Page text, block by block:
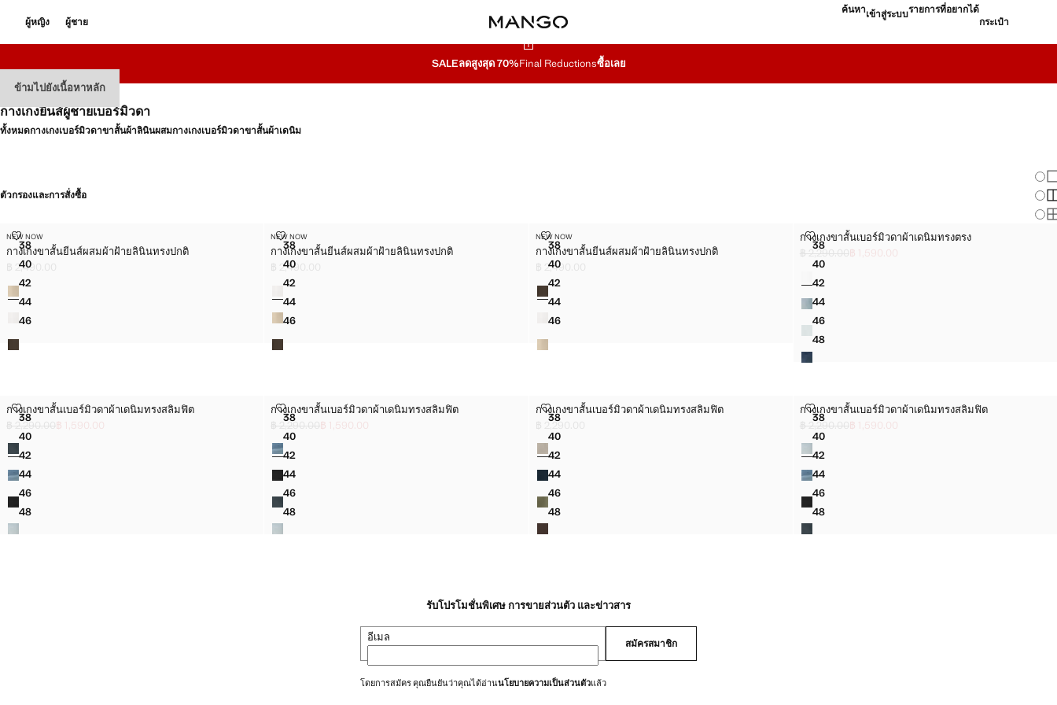
ข้ามไปยังเนื้อหาหลัก
ผู้หญิง ผู้ชาย
ค้นหาเข้าสู่ระบบรายการที่อยากได้
กระเป๋า
SALEลดสูงสุด 70%Final Reductionsซื้อเลย
กางเกงยีนส์ผู้ชายเบอร์มิวดา
ทั้งหมดกางเกงเบอร์มิวดาขาสั้นผ้าลินินผสมกางเกงเบอร์มิวดาขาสั้นผ้าเดนิม
ตัวกรองและการสั่งซื้อ
เป
แ
แ
แ
ไซส์
38กางเกงขาสั้นยีนส์ผสมผ้าฝ้ายลินินทรงปกติ
40กางเกงขาสั้นยีนส์ผสมผ้าฝ้ายลินินทรงปกติ
42กางเกงขาสั้นยีนส์ผสมผ้าฝ้ายลินินทรงปกติ
44กางเกงขาสั้นยีนส์ผสมผ้าฝ้ายลินินทรงปกติ
46กางเกงขาสั้นยีนส์ผสมผ้าฝ้ายลินินทรงปกติ
NEW NOW
กางเกงขาสั้นยีนส์ผสมผ้าฝ้ายลินินทรงปกติ
กางเกงขาสั้นยีนส์ผสมผ้าฝ้ายลินินทรงปกติ
ราคาปัจจุบัน [฿ 2,490.00 ]
฿ 2,490.00
ไซส์
38กางเกงขาสั้นยีนส์ผสมผ้าฝ้ายลินินทรงปกติ
40กางเกงขาสั้นยีนส์ผสมผ้าฝ้ายลินินทรงปกติ
42กางเกงขาสั้นยีนส์ผสมผ้าฝ้ายลินินทรงปกติ
44กางเกงขาสั้นยีนส์ผสมผ้าฝ้ายลินินทรงปกติ
46กางเกงขาสั้นยีนส์ผสมผ้าฝ้ายลินินทรงปกติ
NEW NOW
กางเกงขาสั้นยีนส์ผสมผ้าฝ้ายลินินทรงปกติ
กางเกงขาสั้นยีนส์ผสมผ้าฝ้ายลินินทรงปกติ
ราคาปัจจุบัน [฿ 2,490.00 ]
฿ 2,490.00
ไซส์
38กางเกงขาสั้นยีนส์ผสมผ้าฝ้ายลินินทรงปกติ
40กางเกงขาสั้นยีนส์ผสมผ้าฝ้ายลินินทรงปกติ
42กางเกงขาสั้นยีนส์ผสมผ้าฝ้ายลินินทรงปกติ
44กางเกงขาสั้นยีนส์ผสมผ้าฝ้ายลินินทรงปกติ
46กางเกงขาสั้นยีนส์ผสมผ้าฝ้ายลินินทรงปกติ
NEW NOW
กางเกงขาสั้นยีนส์ผสมผ้าฝ้ายลินินทรงปกติ
กางเกงขาสั้นยีนส์ผสมผ้าฝ้ายลินินทรงปกติ
ราคาปัจจุบัน [฿ 2,490.00 ]
฿ 2,490.00
ไซส์
38กางเกงขาสั้นเบอร์มิวดาผ้าเดนิมทรงตรง
40กางเกงขาสั้นเบอร์มิวดาผ้าเดนิมทรงตรง
42กางเกงขาสั้นเบอร์มิวดาผ้าเดนิมทรงตรง
44กางเกงขาสั้นเบอร์มิวดาผ้าเดนิมทรงตรง
46กางเกงขาสั้นเบอร์มิวดาผ้าเดนิมทรงตรง
48กางเกงขาสั้นเบอร์มิวดาผ้าเดนิมทรงตรง
กางเกงขาสั้นเบอร์มิวดาผ้าเดนิมทรงตรง
กางเกงขาสั้นเบอร์มิวดาผ้าเดนิมทรงตรง
ลดราคาเริ่มต้น [฿ 2,290.00 ]
฿ 2,290.00
ราคาปัจจุบัน [฿ 1,590.00 ]
฿ 1,590.00
ไซส์
38กางเกงขาสั้นเบอร์มิวดาผ้าเดนิมทรงสลิมฟิต
40กางเกงขาสั้นเบอร์มิวดาผ้าเดนิมทรงสลิมฟิต
42กางเกงขาสั้นเบอร์มิวดาผ้าเดนิมทรงสลิมฟิต
44กางเกงขาสั้นเบอร์มิวดาผ้าเดนิมทรงสลิมฟิต
46กางเกงขาสั้นเบอร์มิวดาผ้าเดนิมทรงสลิมฟิต
48กางเกงขาสั้นเบอร์มิวดาผ้าเดนิมทรงสลิมฟิต
กางเกงขาสั้นเบอร์มิวดาผ้าเดนิมทรงสลิมฟิต
กางเกงขาสั้นเบอร์มิวดาผ้าเดนิมทรงสลิมฟิต
ลดราคาเริ่มต้น [฿ 2,290.00 ]
฿ 2,290.00
ราคาปัจจุบัน [฿ 1,590.00 ]
฿ 1,590.00
ไซส์
38กางเกงขาสั้นเบอร์มิวดาผ้าเดนิมทรงสลิมฟิต
40กางเกงขาสั้นเบอร์มิวดาผ้าเดนิมทรงสลิมฟิต
42กางเกงขาสั้นเบอร์มิวดาผ้าเดนิมทรงสลิมฟิต
44กางเกงขาสั้นเบอร์มิวดาผ้าเดนิมทรงสลิมฟิต
46กางเกงขาสั้นเบอร์มิวดาผ้าเดนิมทรงสลิมฟิต
48กางเกงขาสั้นเบอร์มิวดาผ้าเดนิมทรงสลิมฟิต
กางเกงขาสั้นเบอร์มิวดาผ้าเดนิมทรงสลิมฟิต
กางเกงขาสั้นเบอร์มิวดาผ้าเดนิมทรงสลิมฟิต
ลดราคาเริ่มต้น [฿ 2,290.00 ]
฿ 2,290.00
ราคาปัจจุบัน [฿ 1,590.00 ]
฿ 1,590.00
ไซส์
38กางเกงขาสั้นเบอร์มิวดาผ้าเดนิมทรงสลิมฟิต
40กางเกงขาสั้นเบอร์มิวดาผ้าเดนิมทรงสลิมฟิต
42กางเกงขาสั้นเบอร์มิวดาผ้าเดนิมทรงสลิมฟิต
44กางเกงขาสั้นเบอร์มิวดาผ้าเดนิมทรงสลิมฟิต
46กางเกงขาสั้นเบอร์มิวดาผ้าเดนิมทรงสลิมฟิต
48กางเกงขาสั้นเบอร์มิวดาผ้าเดนิมทรงสลิมฟิต
กางเกงขาสั้นเบอร์มิวดาผ้าเดนิมทรงสลิมฟิต
กางเกงขาสั้นเบอร์มิวดาผ้าเดนิมทรงสลิมฟิต
ราคาปัจจุบัน [฿ 2,290.00 ]
฿ 2,290.00
ไซส์
38กางเกงขาสั้นเบอร์มิวดาผ้าเดนิมทรงสลิมฟิต
40กางเกงขาสั้นเบอร์มิวดาผ้าเดนิมทรงสลิมฟิต
42กางเกงขาสั้นเบอร์มิวดาผ้าเดนิมทรงสลิมฟิต
44กางเกงขาสั้นเบอร์มิวดาผ้าเดนิมทรงสลิมฟิต
46กางเกงขาสั้นเบอร์มิวดาผ้าเดนิมทรงสลิมฟิต
48กางเกงขาสั้นเบอร์มิวดาผ้าเดนิมทรงสลิมฟิต
กางเกงขาสั้นเบอร์มิวดาผ้าเดนิมทรงสลิมฟิต
กางเกงขาสั้นเบอร์มิวดาผ้าเดนิมทรงสลิมฟิต
ลดราคาเริ่มต้น [฿ 2,290.00 ]
฿ 2,290.00
ราคาปัจจุบัน [฿ 1,590.00 ]
฿ 1,590.00
รับโปรโมชั่นพิเศษ การขายส่วนตัว และข่าวสาร
อีเมล สมัครสมาชิก
โดยการสมัคร คุณยืนยันว่าคุณได้อ่านนโยบายความเป็นส่วนตัวแล้ว